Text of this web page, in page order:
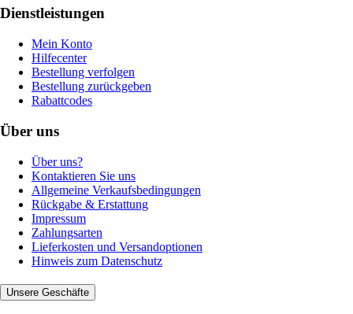
Dienstleistungen
Mein Konto
Hilfecenter
Bestellung verfolgen
Bestellung zurückgeben
Rabattcodes
Über uns
Über uns?
Kontaktieren Sie uns
Allgemeine Verkaufsbedingungen
Rückgabe & Erstattung
Impressum
Zahlungsarten
Lieferkosten und Versandoptionen
Hinweis zum Datenschutz
Unsere Geschäfte